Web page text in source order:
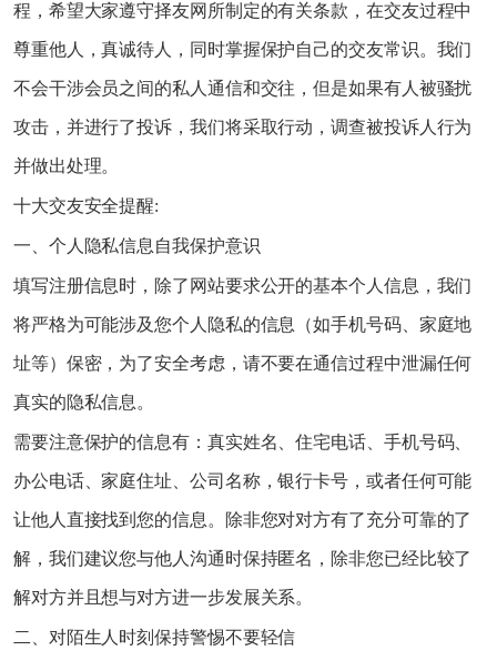
程，希望大家遵守择友网所制定的有关条款，在交友过程中
尊重他人，真诚待人，同时掌握保护自己的交友常识。我们
不会干涉会员之间的私人通信和交往，但是如果有人被骚扰
攻击，并进行了投诉，我们将采取行动，调查被投诉人行为
并做出处理。
十大交友安全提醒:
一、个人隐私信息自我保护意识
填写注册信息时，除了网站要求公开的基本个人信息，我们
将严格为可能涉及您个人隐私的信息（如手机号码、家庭地
址等）保密，为了安全考虑，请不要在通信过程中泄漏任何
真实的隐私信息。
需要注意保护的信息有：真实姓名、住宅电话、手机号码、
办公电话、家庭住址、公司名称，银行卡号，或者任何可能
让他人直接找到您的信息。除非您对对方有了充分可靠的了
解，我们建议您与他人沟通时保持匿名，除非您已经比较了
解对方并且想与对方进一步发展关系。
二、对陌生人时刻保持警惕不要轻信